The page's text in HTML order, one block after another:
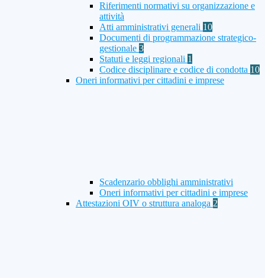
Riferimenti normativi su organizzazione e
attività
Atti amministrativi generali 10
Documenti di programmazione strategico-
gestionale 3
Statuti e leggi regionali 1
Codice disciplinare e codice di condotta 10
Oneri informativi per cittadini e imprese
Scadenzario obblighi amministrativi
Oneri informativi per cittadini e imprese
Attestazioni OIV o struttura analoga 2